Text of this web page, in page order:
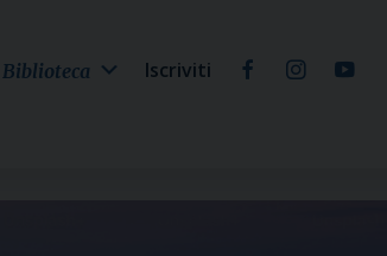
Biblioteca Iscriviti